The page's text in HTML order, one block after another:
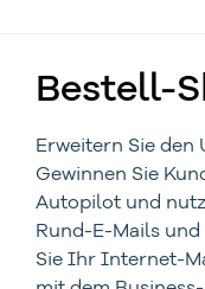
Bestell-
Erweitern Sie den
Gewinnen Sie
Autopilot und
Rund-E-Mails
Sie Ihr Internet-